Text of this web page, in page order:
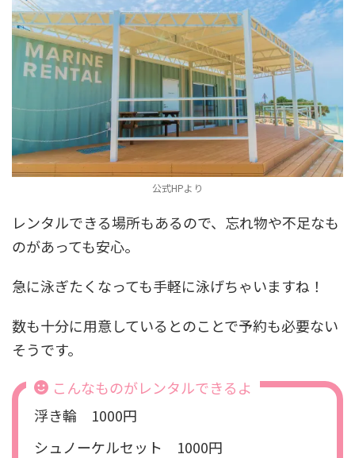
公式HPより
レンタルできる場所もあるので、忘れ物や不足なも
のがあっても安心。
急に泳ぎたくなっても手軽に泳げちゃいますね！
数も十分に用意しているとのことで予約も必要ない
そうです。
こんなものがレンタルできるよ
浮き輪 1000円
シュノーケルセット 1000円